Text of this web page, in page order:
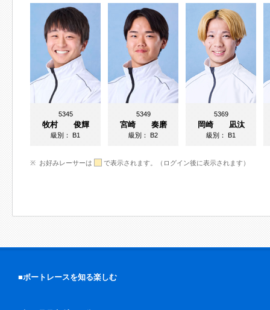
5345
牧村 俊輝
級別：B1
5349
宮崎 奏磨
級別：B2
5369
岡崎 凪汰
級別：B1
お好みレーサーは で表示されます。（ログイン後に表示されます）
■ボートレースを知る楽しむ